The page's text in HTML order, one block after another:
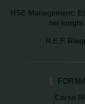
HSE Management:
nei
R.E.F.
Corso